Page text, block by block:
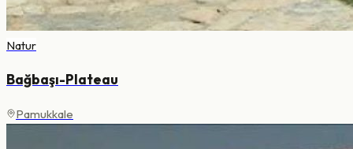
Natur
Bağbaşı-Plateau
Pamukkale